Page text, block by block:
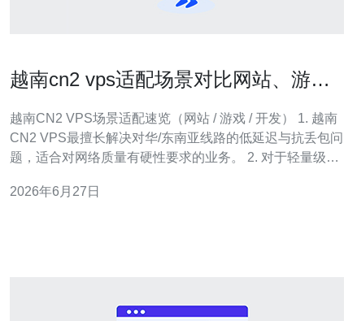
越南cn2 vps适配场景对比网站、游戏
越南CN2 VPS场景适配速览（网站 / 游戏 / 开发） 1. 越南
CN2 VPS最擅长解决对华/东南亚线路的低延迟与抗丢包问
题，适合对网络质量有硬性要求的业务。 2. 对于轻量级网
与稳定性。 3. 游戏服与实时应用需关注抖动、UDP丢包与
2026年6月27日